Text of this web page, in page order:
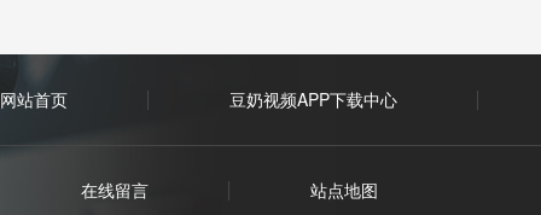
网站首页 豆奶视频APP下载中心
在线留言 站点地图